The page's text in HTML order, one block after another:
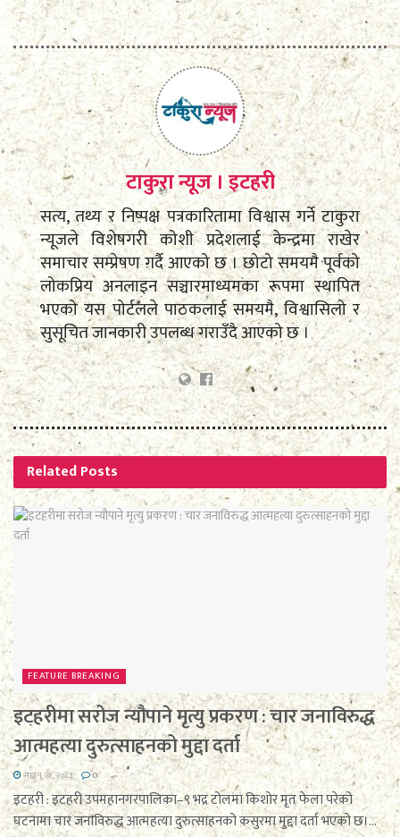
टाकुरा न्यूज । इटहरी
सत्य, तथ्य र निष्पक्ष पत्रकारितामा विश्वास गर्ने टाकुरा
न्यूजले विशेषगरी कोशी प्रदेशलाई केन्द्रमा राखेर
समाचार सम्प्रेषण गर्दै आएको छ । छोटो समयमै पूर्वको
लोकप्रिय अनलाइन सञ्चारमाध्यमका रूपमा स्थापित
भएको यस पोर्टलले पाठकलाई समयमै, विश्वासिलो र
सुसूचित जानकारी उपलब्ध गराउँदै आएको छ ।
RelatedPosts
FEATURE BREAKING
इटहरीमा सरोज न्यौपाने मृत्यु प्रकरण : चार जनाविरुद्ध
आत्महत्या दुरुत्साहनको मुद्दा दर्ता
साउन २१, २०८३ 0
इटहरी : इटहरी उपमहानगरपालिका–९ भद्र टोलमा किशोर मृत फेला परेको
घटनामा चार जनाविरुद्ध आत्महत्या दुरुत्साहनको कसुरमा मुद्दा दर्ता भएको छ।...